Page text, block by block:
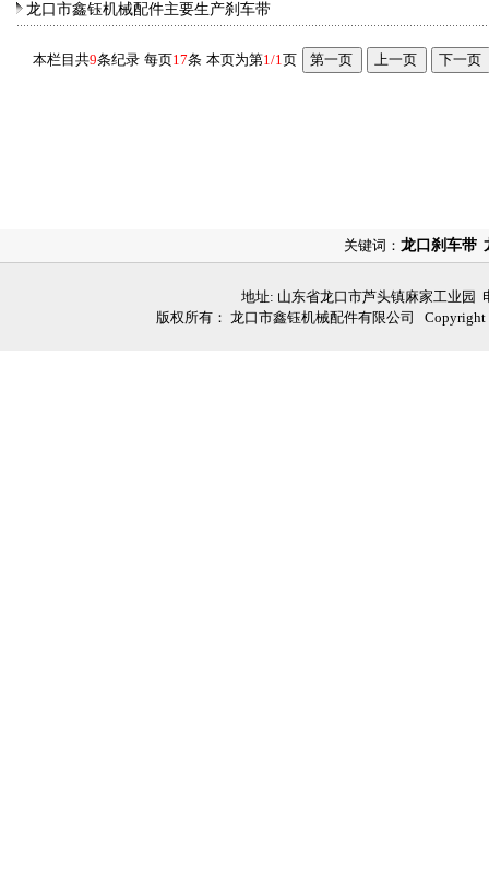
龙口市鑫钰机械配件主要生产刹车带
本栏目共9条纪录 每页17条 本页为第1/1页
关键词： 龙口刹车带
地址: 山东省龙口市芦头镇麻家工业园
版权所有： 龙口市鑫钰机械配件有限公司 Copyright